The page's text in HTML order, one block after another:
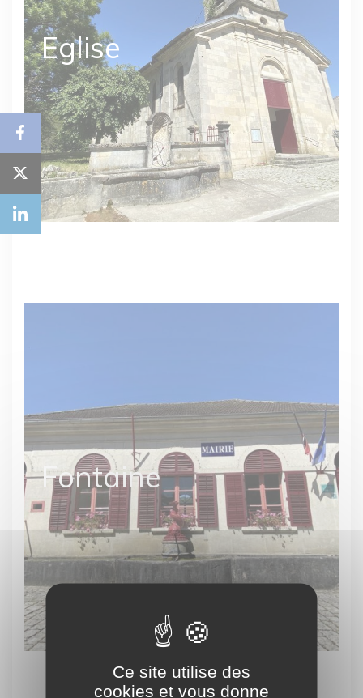
Eglise
Fontaine
Ce site utilise des
cookies et vous donne